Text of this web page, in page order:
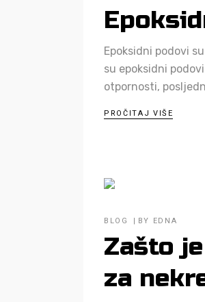
Epoksidni podovi
su epoksidni
otpornosti,
PROČITAJ VIŠE
BLOG BY EDNA
Zašto
za